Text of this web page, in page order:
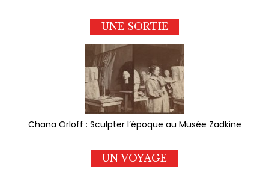
UNE SORTIE
Chana Orloff : Sculpter l’époque au Musée Zadkine
UN VOYAGE